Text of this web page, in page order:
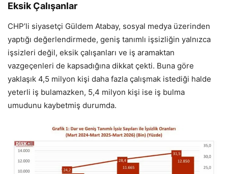
Eksik Çalışanlar
CHP’li siyasetçi Güldem Atabay, sosyal medya üzerinden
yaptığı değerlendirmede, geniş tanımlı işsizliğin yalnızca
işsizleri değil, eksik çalışanları ve iş aramaktan
vazgeçenleri de kapsadığına dikkat çekti. Buna göre
yaklaşık 4,5 milyon kişi daha fazla çalışmak istediği halde
yeterli iş bulamazken, 5,4 milyon kişi ise iş bulma
umudunu kaybetmiş durumda.